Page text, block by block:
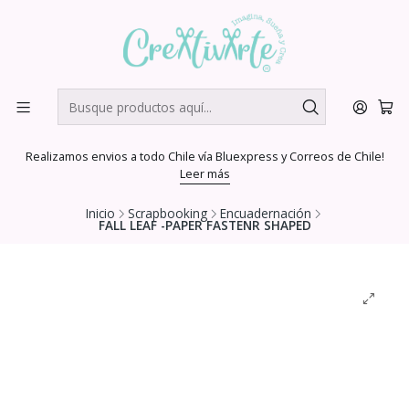
Realizamos envios a todo Chile vía Bluexpress y Correos de Chile!
Leer más
Inicio Scrapbooking Encuadernación
FALL LEAF -PAPER FASTENR SHAPED